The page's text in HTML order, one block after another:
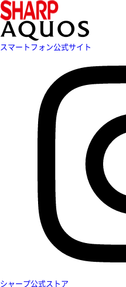
スマートフォン公式サイト
シャープ公式ストア